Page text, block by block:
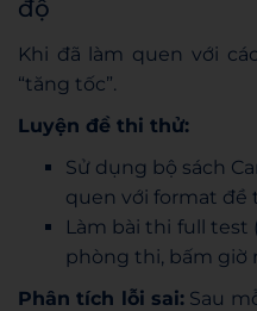
độ
Khi đã làm quen với
“tăng tốc”.
Luyện đề thi thử:
Sử dụng bộ sách
quen với format đề
Làm bài thi full test
phòng thi, bấm giờ
Phân tích lỗi sai: Sau